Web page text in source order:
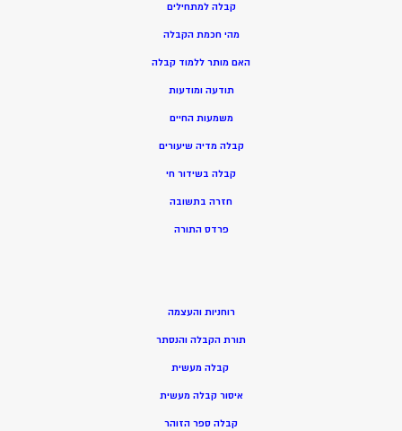
קבלה למתחילים
מהי חכמת הקבלה
האם מותר ללמוד קבלה
תודעה ומודעות
משמעות החיים
קבלה מדיה שיעורים
קבלה בשידור חי
חזרה בתשובה
פרדס התורה
רוחניות והעצמה
תורת הקבלה והנסתר
קבלה מעשית
איסור קבלה מעשית
קבלה ספר הזוהר